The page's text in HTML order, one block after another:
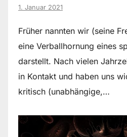
1. Januar 2021
Früher nannten wir (seine
eine Verballhornung eines
darstellt. Nach vielen
in Kontakt und haben uns
kritisch (unabhängige,…